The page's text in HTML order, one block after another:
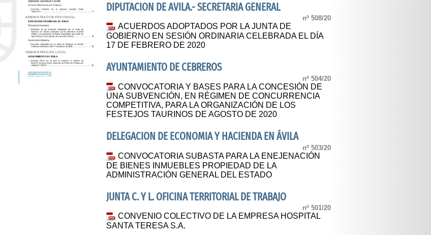
DIPUTACION DE AVILA.- SECRETARIA GENERAL
nº 508/20
ACUERDOS ADOPTADOS POR LA JUNTA DE
GOBIERNO EN SESIÓN ORDINARIA CELEBRADA EL DÍA
17 DE FEBRERO DE 2020
AYUNTAMIENTO DE CEBREROS
nº 504/20
CONVOCATORIA Y BASES PARA LA CONCESIÓN DE
UNA SUBVENCIÓN, EN RÉGIMEN DE CONCURRENCIA
COMPETITIVA, PARA LA ORGANIZACIÓN DE LOS
FESTEJOS TAURINOS DE AGOSTO DE 2020
DELEGACION DE ECONOMIA Y HACIENDA EN ÁVILA
nº 503/20
CONVOCATORIA SUBASTA PARA LA ENEJENACIÓN
DE BIENES INMUEBLES PROPIEDAD DE LA
ADMINISTRACIÓN GENERAL DEL ESTADO
JUNTA C. Y L. OFICINA TERRITORIAL DE TRABAJO
nº 501/20
CONVENIO COLECTIVO DE LA EMPRESA HOSPITAL
SANTA TERESA S.A.